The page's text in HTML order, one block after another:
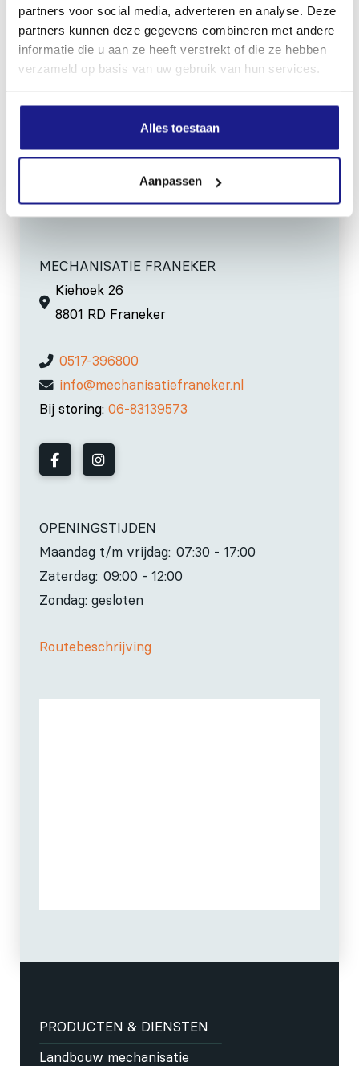
partners voor social media, adverteren en analyse. Deze
partners kunnen deze gegevens combineren met andere
informatie die u aan ze heeft verstrekt of die ze hebben
verzameld op basis van uw gebruik van hun services.
Alles toestaan
Aanpassen
47 mm
Lengte
Inhoud door
MECHANISATIE FRANEKER
Kiehoek 26
8801 RD Franeker
0517-396800
info@mechanisatiefraneker.nl
Bij storing: 06-83139573
OPENINGSTIJDEN
Maandag t/m vrijdag: 07:30 - 17:00
Zaterdag: 09:00 - 12:00
Zondag: gesloten
Routebeschrijving
PRODUCTEN & DIENSTEN
Landbouw mechanisatie